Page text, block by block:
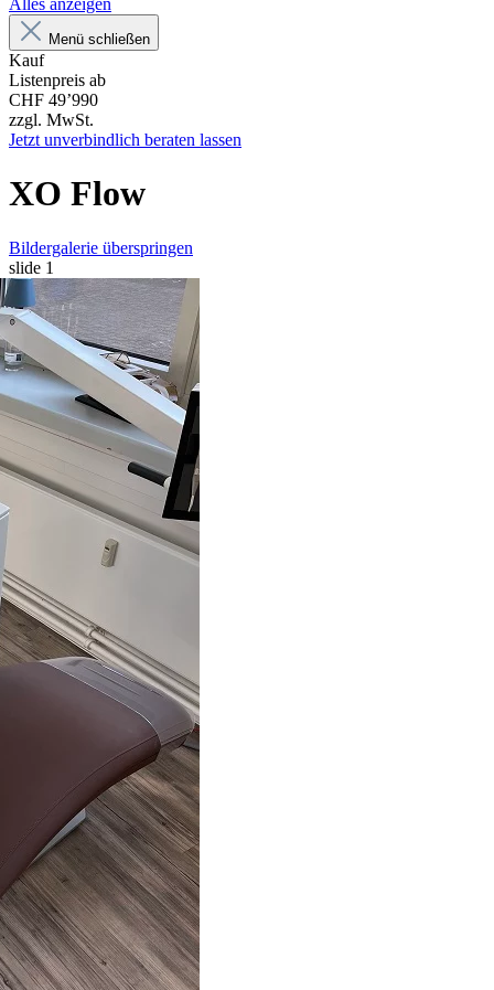
Alles anzeigen
Menü schließen
Kauf
Listenpreis ab
CHF 49’990
zzgl. MwSt.
Jetzt unverbindlich beraten lassen
XO Flow
Bildergalerie überspringen
slide 1